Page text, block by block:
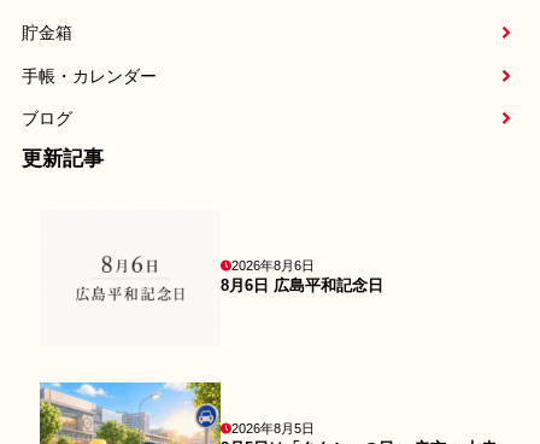
貯金箱
手帳・カレンダー
ブログ
更新記事
2026年8月6日
8月6日 広島平和記念日
2026年8月5日